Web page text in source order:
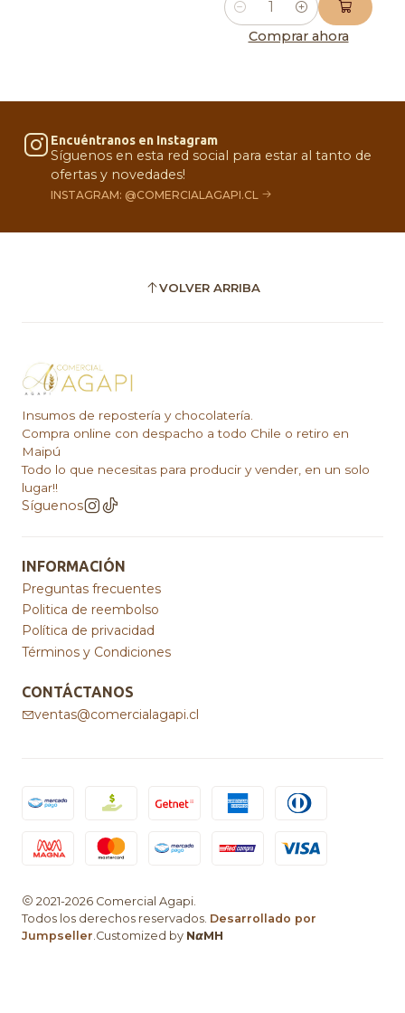
Cantidad
Comprar ahora
Encuéntranos en Instagram
Síguenos en esta red social para estar al tanto de
ofertas y novedades!
INSTAGRAM: @COMERCIALAGAPI.CL
VOLVER ARRIBA
Insumos de repostería y chocolatería.
Compra online con despacho a todo Chile o retiro en
Maipú
Todo lo que necesitas para producir y vender, en un solo
lugar!!
Síguenos
INFORMACIÓN
Preguntas frecuentes
Politica de reembolso
Política de privacidad
Términos y Condiciones
CONTÁCTANOS
ventas@comercialagapi.cl
2021-2026 Comercial Agapi.
Todos los derechos reservados. Desarrollado por
Jumpseller.Customized by N𝞪MH